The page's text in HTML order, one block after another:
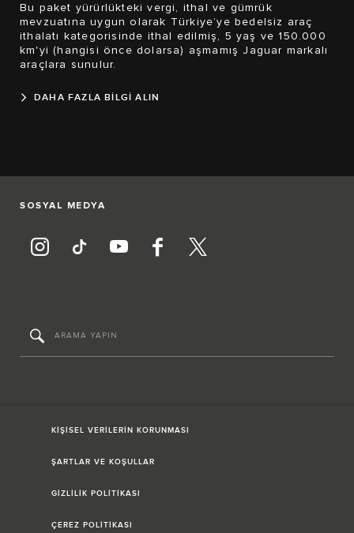
Bu paket yürürlükteki vergi, ithal ve gümrük
mevzuatına uygun olarak Türkiye’ye bedelsiz araç
ithalatı kategorisinde ithal edilmiş, 5 yaş ve 150.000
km'yi (hangisi önce dolarsa) aşmamış Jaguar markalı
araçlara sunulur.
DAHA FAZLA BİLGİ ALIN
SOSYAL MEDYA
KİŞİSEL VERİLERİN KORUNMASI
ŞARTLAR VE KOŞULLAR
GİZLİLİK POLİTİKASI
ÇEREZ POLİTİKASI